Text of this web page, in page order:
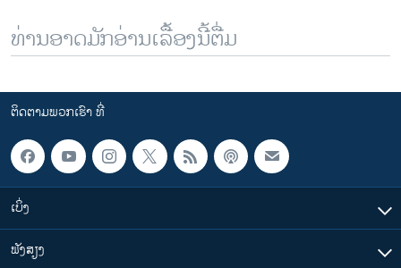
ທ່ານອາດມັກອ່ານເລື້ອງນີ້ຕື່ມ
ຕິດຕາມພວກເຮົາ ທີ່
ເບິ່ງ
ຟັງສຽງ